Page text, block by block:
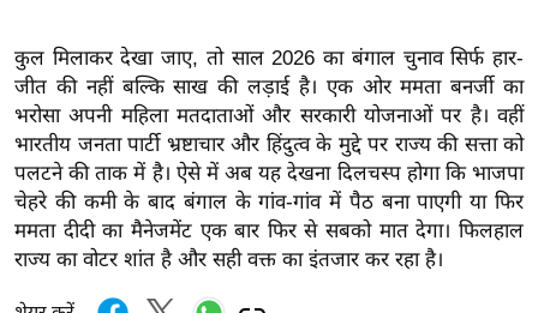
ग
त
ऑ
टो
व
र्ल्ड
न्यू
कुल मिलाकर देखा जाए, तो साल 2026 का बंगाल चुनाव सिर्फ हार-
जीत की नहीं बल्कि साख की लड़ाई है। एक ओर ममता बनर्जी का
भरोसा अपनी महिला मतदाताओं और सरकारी योजनाओं पर है। वहीं
भारतीय जनता पार्टी भ्रष्टाचार और हिंदुत्व के मुद्दे पर राज्य की सत्ता को
पलटने की ताक में है। ऐसे में अब यह देखना दिलचस्प होगा कि भाजपा
चेहरे की कमी के बाद बंगाल के गांव-गांव में पैठ बना पाएगी या फिर
ममता दीदी का मैनेजमेंट एक बार फिर से सबको मात देगा। फिलहाल
राज्य का वोटर शांत है और सही वक्त का इंतजार कर रहा है।